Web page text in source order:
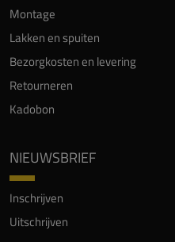
Montage
Lakken en spuiten
Bezorgkosten en levering
Retourneren
Kadobon
NIEUWSBRIEF
Inschrijven
Uitschrijven